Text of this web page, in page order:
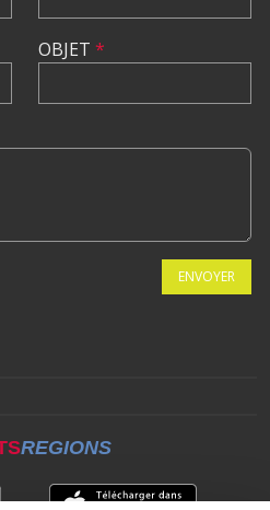
OBJET *
ENVOYER
REGIONS